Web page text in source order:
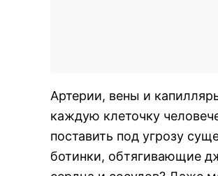
Артерии, вены и
каждую клеточку
поставить под угрозу
ботинки, обтягивающие